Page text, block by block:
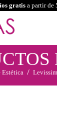
gratisa partir de
Estética